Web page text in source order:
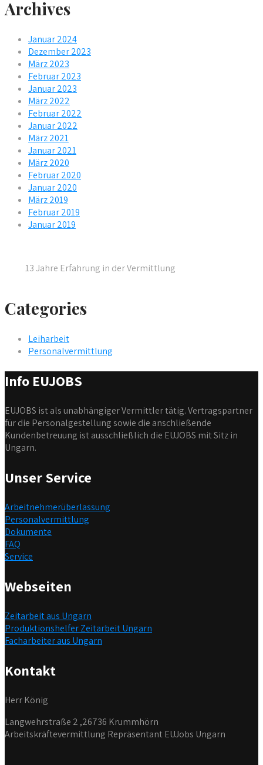
Archives
Januar 2024
Dezember 2023
März 2023
Februar 2023
Januar 2023
März 2022
Februar 2022
Januar 2022
März 2021
Januar 2021
März 2020
Februar 2020
Januar 2020
März 2019
Februar 2019
Januar 2019
13 Jahre Erfahrung in der Vermittlung
Categories
Leiharbeit
Personalvermittlung
Info EUJOBS
EUJOBS ist als unabhängiger Vermittler tätig. Vertragspartner
für die Personalgestellung sowie die anschließende
Kundenbetreuung ist ausschließlich die EUJOBS mit Sitz in
Ungarn.
Unser Service
Arbeitnehmerüberlassung
Personalvermittlung
Dokumente
FAQ
Service
Webseiten
Zeitarbeit aus Ungarn
Produktionshelfer Zeitarbeit Ungarn
Facharbeiter aus Ungarn
Kontakt
Herr König
Langwehrstraße 2 ,26736 Krummhörn
Arbeitskräftevermittlung Repräsentant EUJobs Ungarn